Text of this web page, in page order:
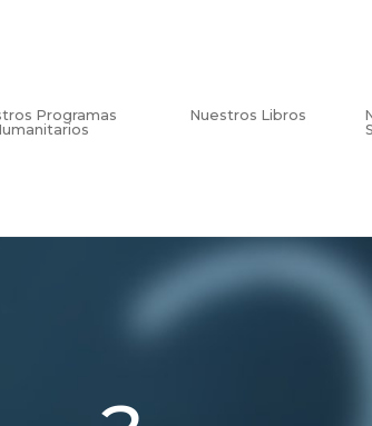
Programas
Nuestros Libros